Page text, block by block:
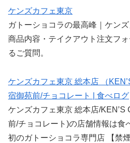
ケンズカフェ東京
ガトーショコラの最高峰｜ケン
商品内容・テイクアウト注文フ
るご質問。
ケンズカフェ東京 総本店 （
宿御苑前/チョコレート | 食べログ
ケンズカフェ東京 総本店/KEN’S
前/チョコレート)の店舗情報は食
初のガトーショコラ専門店 【禁